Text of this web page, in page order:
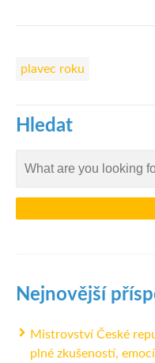
plavec roku
Hledat
Nejnovější
Mistrovství České
plné zkušeností,